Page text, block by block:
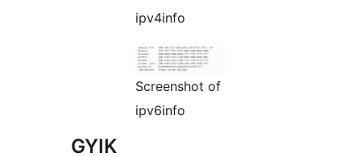
ipv4info
Screenshot of
ipv6info
GYIK